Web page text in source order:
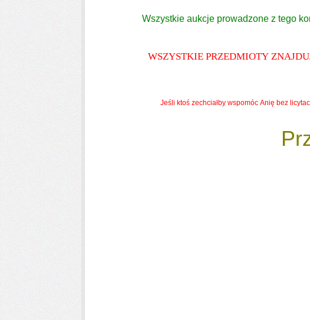
Wszystkie aukcje prowadzone z tego
WSZYSTKIE PRZEDMIOTY
Jeśli ktoś zechciałby wspomóc Anię bez